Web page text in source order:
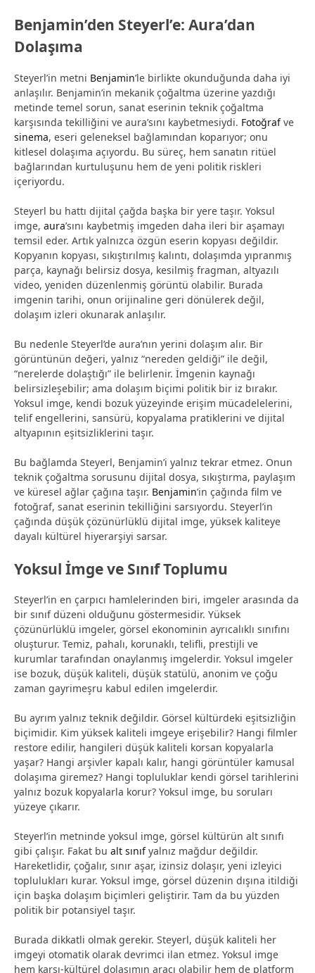
Benjamin’den Steyerl’e: Aura’dan
Dolaşıma
Steyerl’in metni Benjamin’le birlikte okunduğunda daha iyi
anlaşılır. Benjamin’in mekanik çoğaltma üzerine yazdığı
metinde temel sorun, sanat eserinin teknik çoğaltma
karşısında tekilliğini ve aura’sını kaybetmesiydi. Fotoğrafve
sinema, eseri geleneksel bağlamından koparıyor; onu
kitlesel dolaşıma açıyordu. Bu süreç, hem sanatın ritüel
bağlarından kurtuluşunu hem de yeni politik riskleri
içeriyordu.
Steyerl bu hattı dijital çağda başka bir yere taşır. Yoksul
imge, aura’sını kaybetmiş imgeden daha ileri bir aşamayı
temsil eder. Artık yalnızca özgün eserin kopyası değildir.
Kopyanın kopyası, sıkıştırılmış kalıntı, dolaşımda yıpranmış
parça, kaynağı belirsiz dosya, kesilmiş fragman, altyazılı
video, yeniden düzenlenmiş görüntü olabilir. Burada
imgenin tarihi, onun orijinaline geri dönülerek değil,
dolaşım izleri okunarak anlaşılır.
Bu nedenle Steyerl’de aura’nın yerini dolaşım alır. Bir
görüntünün değeri, yalnız “nereden geldiği” ile değil,
“nerelerde dolaştığı” ile belirlenir. İmgenin kaynağı
belirsizleşebilir; ama dolaşım biçimi politik bir iz bırakır.
Yoksul imge, kendi bozuk yüzeyinde erişim mücadelelerini,
telif engellerini, sansürü, kopyalama pratiklerini ve dijital
altyapının eşitsizliklerini taşır.
Bu bağlamda Steyerl, Benjamin’i yalnız tekrar etmez. Onun
teknik çoğaltma sorusunu dijital dosya, sıkıştırma, paylaşım
ve küresel ağlar çağına taşır. Benjamin’in çağında film ve
fotoğraf, sanat eserinin tekilliğini sarsıyordu. Steyerl’in
çağında düşük çözünürlüklü dijital imge, yüksek kaliteye
dayalı kültürel hiyerarşiyi sarsar.
Yoksul İmge ve Sınıf Toplumu
Steyerl’in en çarpıcı hamlelerinden biri, imgeler arasında da
bir sınıf düzeni olduğunu göstermesidir. Yüksek
çözünürlüklü imgeler, görsel ekonominin ayrıcalıklı sınıfını
oluşturur. Temiz, pahalı, korunaklı, telifli, prestijli ve
kurumlar tarafından onaylanmış imgelerdir. Yoksul imgeler
ise bozuk, düşük kaliteli, düşük statülü, anonim ve çoğu
zaman gayrimeşru kabul edilen imgelerdir.
Bu ayrım yalnız teknik değildir. Görsel kültürdeki eşitsizliğin
biçimidir. Kim yüksek kaliteli imgeye erişebilir? Hangi filmler
restore edilir, hangileri düşük kaliteli korsan kopyalarla
yaşar? Hangi arşivler kapalı kalır, hangi görüntüler kamusal
dolaşıma giremez? Hangi topluluklar kendi görsel tarihlerini
yalnız bozuk kopyalarla korur? Yoksul imge, bu soruları
yüzeye çıkarır.
Steyerl’in metninde yoksul imge, görsel kültürün alt sınıfı
gibi çalışır. Fakat bu alt sınıfyalnız mağdur değildir.
Hareketlidir, çoğalır, sınır aşar, izinsiz dolaşır, yeni izleyici
toplulukları kurar. Yoksul imge, görsel düzenin dışına itildiği
için başka dolaşım biçimleri geliştirir. Tam da bu yüzden
politik bir potansiyel taşır.
Burada dikkatli olmak gerekir. Steyerl, düşük kaliteli her
imgeyi otomatik olarak devrimci ilan etmez. Yoksul imge
hem karşı-kültürel dolaşımın aracı olabilir hem de platform